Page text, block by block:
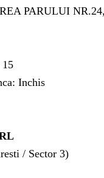
PARULUI
Inchis
/ Sector 3)